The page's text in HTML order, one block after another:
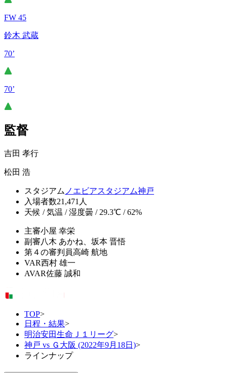
FW 45
鈴木 武蔵
70’
70’
監督
吉田 孝行
松田 浩
スタジアム ノエビアスタジアム神戸
入場者数21,471人
天候 / 気温 / 湿度曇 / 29.3℃ / 62%
主審小屋 幸栄
副審八木 あかね、坂本 晋悟
第４の審判員高崎 航地
VAR西村 雄一
AVAR佐藤 誠和
TOP>
日程・結果>
明治安田生命Ｊ１リーグ>
神戸 vs Ｇ大阪 (2022年9月18日)>
ラインナップ